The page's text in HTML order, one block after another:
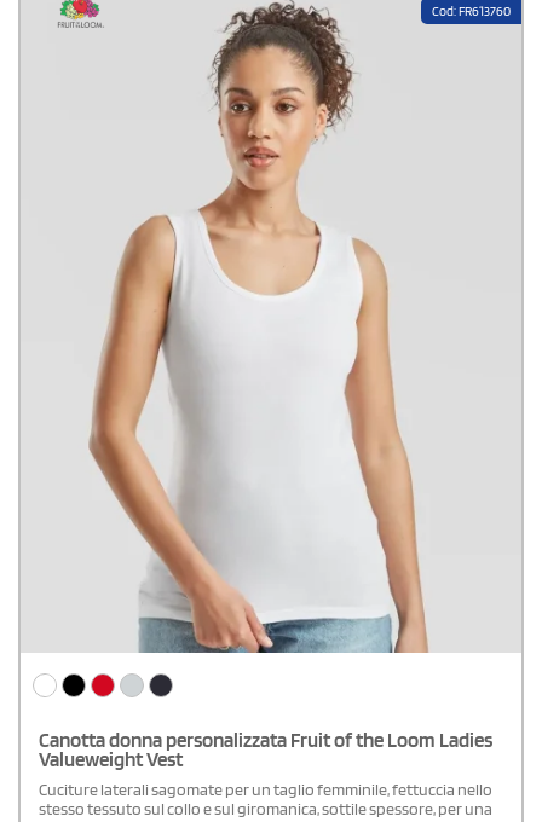
Cod: FR613760
Canotta donna personalizzata Fruit of the Loom Ladies
Valueweight Vest
Cuciture laterali sagomate per un taglio femminile, fettuccia nello
stesso tessuto sul collo e sul giromanica, sottile spessore, per una